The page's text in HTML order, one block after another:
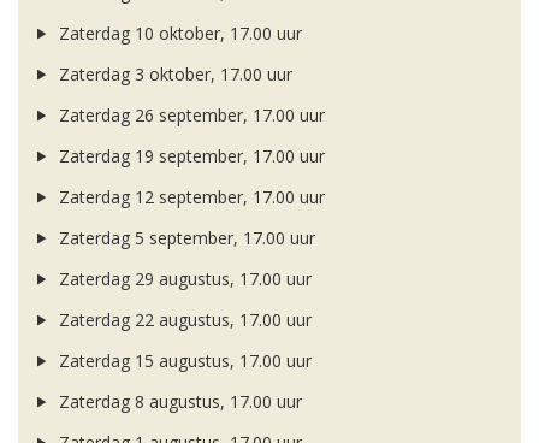
Zaterdag 10 oktober, 17.00 uur
Zaterdag 3 oktober, 17.00 uur
Zaterdag 26 september, 17.00 uur
Zaterdag 19 september, 17.00 uur
Zaterdag 12 september, 17.00 uur
Zaterdag 5 september, 17.00 uur
Zaterdag 29 augustus, 17.00 uur
Zaterdag 22 augustus, 17.00 uur
Zaterdag 15 augustus, 17.00 uur
Zaterdag 8 augustus, 17.00 uur